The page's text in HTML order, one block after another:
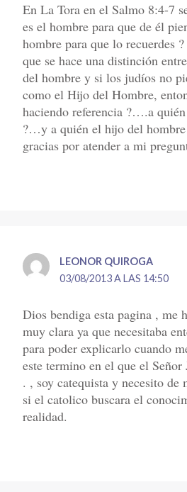
En La Tora en el Salmo 8:4-7
es el hombre para que de él
hombre para que lo recuerdes
que se hace una distinción
del hombre y si los judíos no
como el Hijo del Hombre,
haciendo referencia ?….a
?…y a quién el hijo del
gracias por atender a mi
LEONOR QUIROGA
03/08/2013 A LAS 14:50
Dios bendiga esta pagina , me
muy clara ya que necesitaba
para poder explicarlo cuando
este termino en el que el Señor
. , soy catequista y necesito
si el catolico buscara el
realidad.